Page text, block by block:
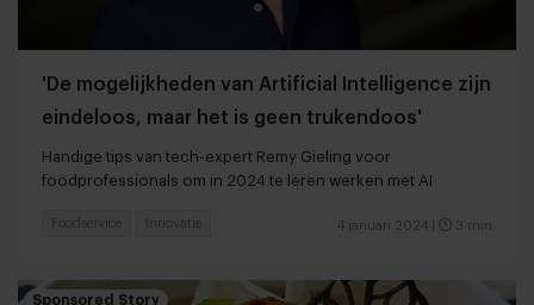
'De mogelijkheden van Artificial Intelligence zijn
eindeloos, maar het is geen trukendoos'
Handige tips van tech-expert Remy Gieling voor
foodprofessionals om in 2024 te leren werken met AI
4 januari 2024 3 min
Foodservice Innovatie
Sponsored Story